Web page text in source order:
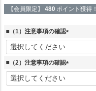
【会員限定】 480 ポイント獲得！
■（1）注意事項の確認
(
須
■（2）注意事項の確認
(